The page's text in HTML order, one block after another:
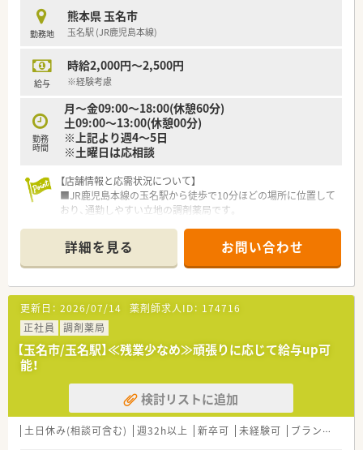
での採用を想定しています。
■完全週休2日制を採用しており、シフト調整によって土日休み
を取得することも可能です。
【勤務実態について】
■全店舗の平均残業時間は月に数時間程度であり、プライベート
■急な休みにも対応できるようヘルプ専任の薬剤師が在籍し、無
理なく働ける体制です。
■夏季休暇は3日間、年末年始休暇は4日間が設定されており、リ
フレッシュできる環境です。
勤務地
熊本県 玉名市
玉名駅 (JR鹿児島本線)
給与
時給2,000円～2,500円
※経験考慮
勤務
時間
月～金09:00～18:00(休憩60分)
土09:00～13:00(休憩00分)
※上記より週4～5日
※土曜日は応相談
【店舗情報と応需状況について】
■JR鹿児島本線の玉名駅から徒歩で10分ほどの場所に位置して
おり、通勤しやすい立地の調剤薬局です。
40枚から50枚ほどとなっています。
■薬局内は常勤の薬剤師が2名と医療事務スタッフが在籍してお
り、在宅業務にも対応している環境です。
【法人特徴について】
■山口県に7店舗、熊本県に3店舗の合計10店舗の調剤薬局を展
開している安定した法人です。
■社長をはじめとした役員の全員が薬剤師免許を保有しており、
現場の苦労を深く理解しています。
を通じた包括ケアにも注力しています。
【こんな取り組みをしています】
■全社員でコミュニケーションツールのアプリを導入し、タイム
詳細を見る お問い合わせ
更新日： 2026/07/14 薬剤師求人ID： 174716
正社員
調剤薬局
【玉名市/玉名駅】≪残業少なめ≫頑張りに応じて給与up可
能！
検討リストに追加
土日休み(相談可含む) 週32h以上 新卒可 未経験可 ブランク可